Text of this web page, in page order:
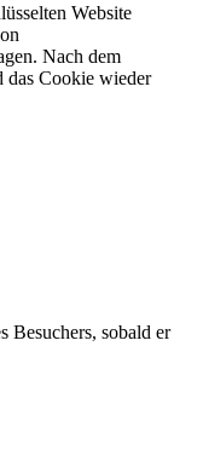
Website
Nach dem
das Cookie wieder
Besuchers, sobald er